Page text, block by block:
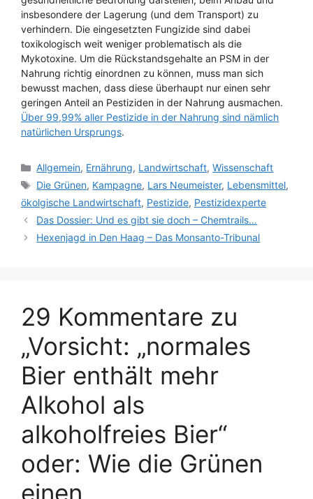
insbesondere der Lagerung (und dem Transport) zu
verhindern. Die eingesetzten Fungizide sind dabei
toxikologisch weit weniger problematisch als die
Mykotoxine. Um die Rückstandsgehalte an PSM in der
Nahrung richtig einordnen zu können, muss man sich
bewusst machen, dass diese überhaupt nur einen sehr
geringen Anteil an Pestiziden in der Nahrung ausmachen.
Über 99,99% aller Pestizide in der Nahrung sind nämlich
natürlichen Ursprungs.
Kategorien
Allgemein, Ernährung, Landwirtschaft,Wissenschaft
Schlagwörter
Die Grünen, Kampagne, Lars Neumeister, Lebensmittel,
ökolgische Landwirtschaft, Pestizide, Pestizidexperte
Das Dossier: Und es gibt sie doch – Chemtrails…
Hexenjagd in Den Haag – Das Monsanto-Tribunal
29 Kommentare zu
„Vorsicht: „normales
Bier enthält mehr
Alkohol als
alkoholfreies Bier“
oder: Wie die Grünen
einen